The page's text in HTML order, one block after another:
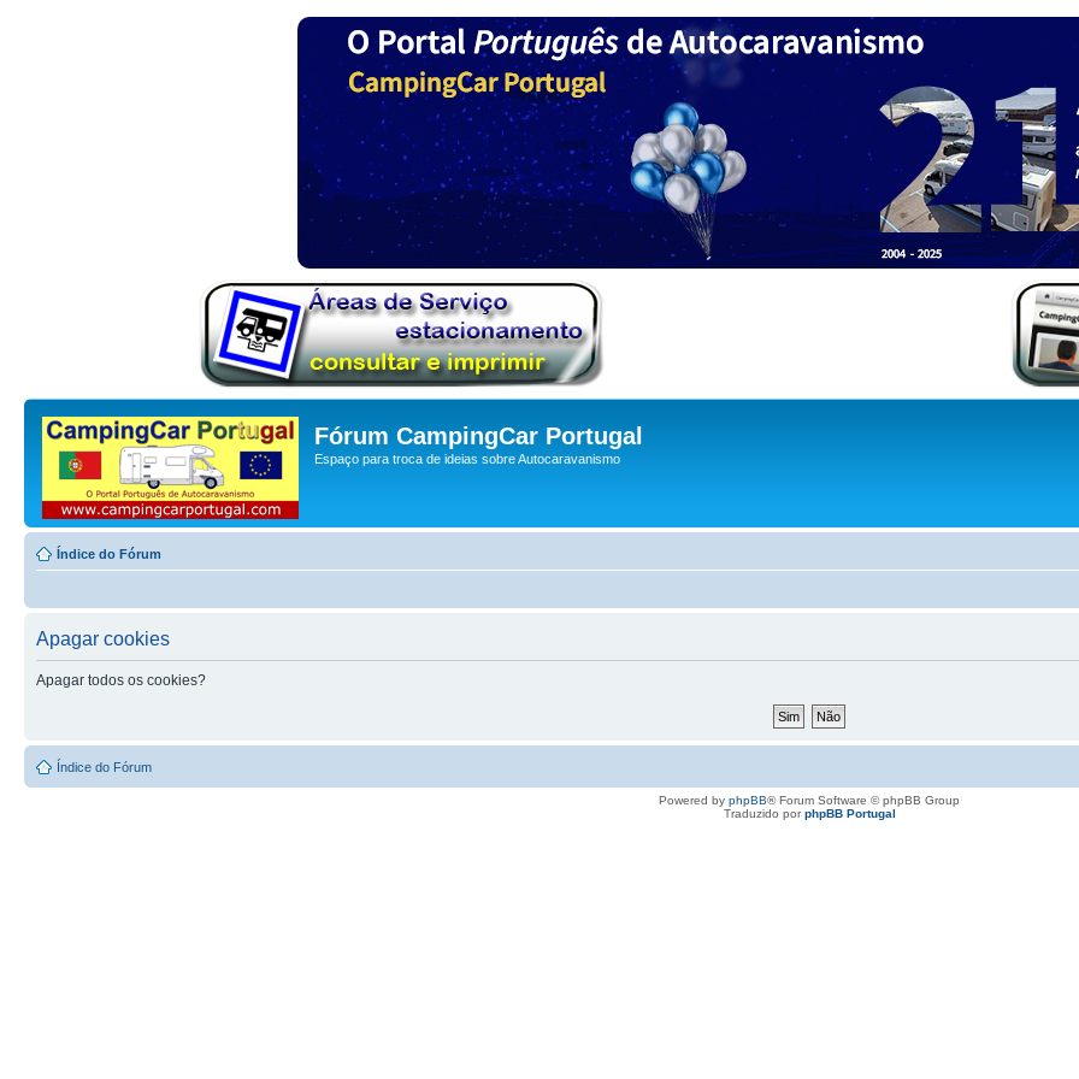
Fórum CampingCar Portugal
Espaço para troca de ideias sobre Autocaravanismo
Índice do Fórum
Apagar cookies
Apagar todos os cookies?
Índice do Fórum
Powered by phpBB® Forum Software © phpBB Group
Traduzido porphpBB Portugal